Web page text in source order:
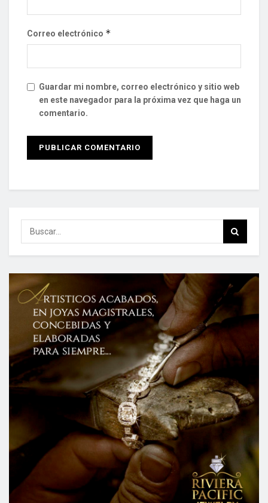
Correo electrónico *
Guardar mi nombre, correo electrónico y sitio web
en este navegador para la próxima vez que haga un
comentario.